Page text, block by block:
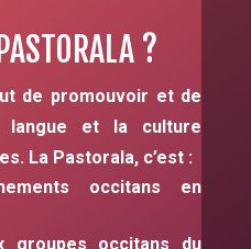
?
de promouvoir et de
et la culture
La Pastorala, c’est :
occitans en
groupes occitans du